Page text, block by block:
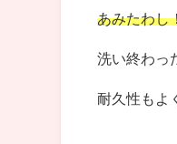
あみたわし
洗い終わっ
耐久性もよ